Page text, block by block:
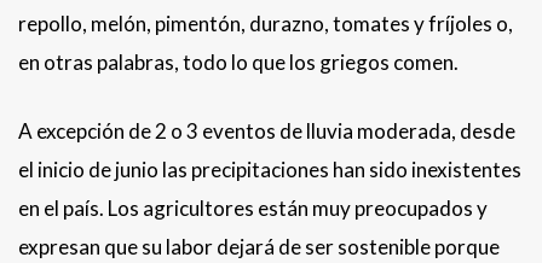
repollo, melón, pimentón, durazno, tomates y fríjoles o,
en otras palabras, todo lo que los griegos comen.
A excepción de 2 o 3 eventos de lluvia moderada, desde
el inicio de junio las precipitaciones han sido inexistentes
en el país. Los agricultores están muy preocupados y
expresan que su labor dejará de ser sostenible porque